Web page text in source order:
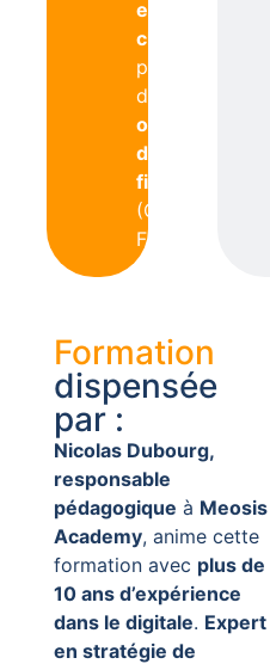
en
charge
par
des
organismes
de
financement
(OPCO,
FAF)
Formation
dispensée
par :
Nicolas Dubourg,
responsable
pédagogique à Meosis
Academy, anime cette
formation avec plus de
10 ans d’expérience
dans le digitale. Expert
en stratégie de